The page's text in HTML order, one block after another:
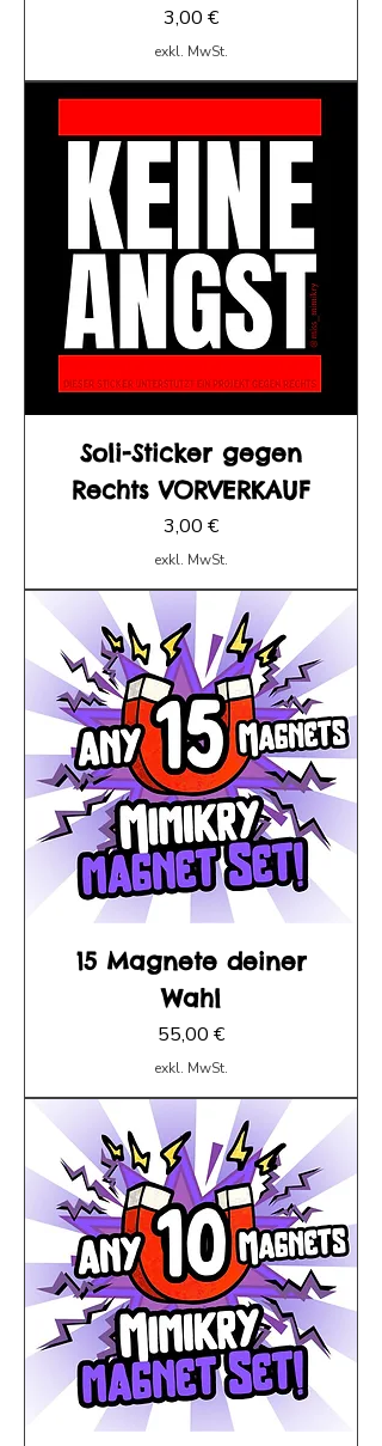
Preis
3,00 €
exkl. MwSt.
Soli-Sticker gegen
Rechts VORVERKAUF
Preis
3,00 €
exkl. MwSt.
15 Magnete deiner
Wahl
Preis
55,00 €
exkl. MwSt.